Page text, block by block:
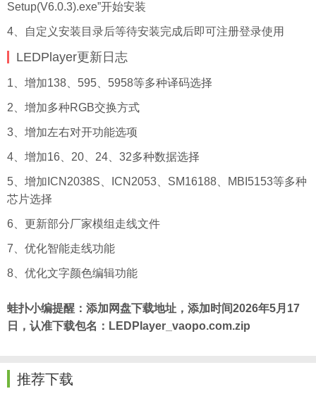
Setup(V6.0.3).exe”开始安装
4、自定义安装目录后等待安装完成后即可注册登录使用
LEDPlayer更新 日志
1、增加138、595、5958等多种译码选择
2、增加多种RGB交换方式
3、增加左右对开功能选项
4、增加16、20、24、32多种数据选择
5、增加ICN2038S、ICN2053、SM16188、MBI5153等多种
芯片选择
6、更新部分厂家模组走线文件
7、优化智能走线功能
8、优化文字颜色编辑功能
蛙扑小编提醒：添加网盘下载地址，添加时间2026年5月17
日，认准下载包名：LEDPlayer_vaopo.com.zip
推荐下载